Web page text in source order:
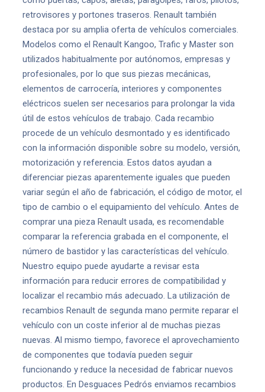
retrovisores y portones traseros. Renault también
destaca por su amplia oferta de vehículos comerciales.
Modelos como el Renault Kangoo, Trafic y Master son
utilizados habitualmente por autónomos, empresas y
profesionales, por lo que sus piezas mecánicas,
elementos de carrocería, interiores y componentes
eléctricos suelen ser necesarios para prolongar la vida
útil de estos vehículos de trabajo. Cada recambio
procede de un vehículo desmontado y es identificado
con la información disponible sobre su modelo, versión,
motorización y referencia. Estos datos ayudan a
diferenciar piezas aparentemente iguales que pueden
variar según el año de fabricación, el código de motor, el
tipo de cambio o el equipamiento del vehículo. Antes de
comprar una pieza Renault usada, es recomendable
comparar la referencia grabada en el componente, el
número de bastidor y las características del vehículo.
Nuestro equipo puede ayudarte a revisar esta
información para reducir errores de compatibilidad y
localizar el recambio más adecuado. La utilización de
recambios Renault de segunda mano permite reparar el
vehículo con un coste inferior al de muchas piezas
nuevas. Al mismo tiempo, favorece el aprovechamiento
de componentes que todavía pueden seguir
funcionando y reduce la necesidad de fabricar nuevos
productos. En Desguaces Pedrós enviamos recambios